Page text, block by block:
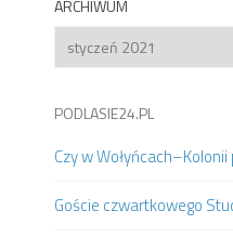
ARCHIWUM
Archiwum
PODLASIE24.PL
Czy w
Goście czwartkowego